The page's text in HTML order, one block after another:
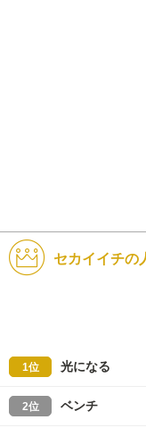
セカイイチの
1位 光になる
2位 ベンチ